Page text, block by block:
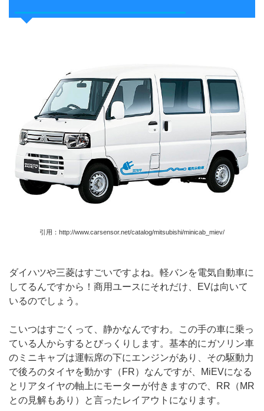
引用：http://www.carsensor.net/catalog/mitsubishi/minicab_miev/
ダイハツや三菱はすごいですよね。軽バンを電気自動車に
してるんですから！商用ユースにそれだけ、EVは向いて
いるのでしょう。
こいつはすごくって、静かなんですわ。この手の車に乗っ
ている人からするとびっくりします。基本的にガソリン車
のミニキャブは運転席の下にエンジンがあり、その駆動力
で後ろのタイヤを動かす（FR）なんですが、MiEVになる
とリアタイヤの軸上にモーターが付きますので、RR（MR
との見解もあり）と言ったレイアウトになります。